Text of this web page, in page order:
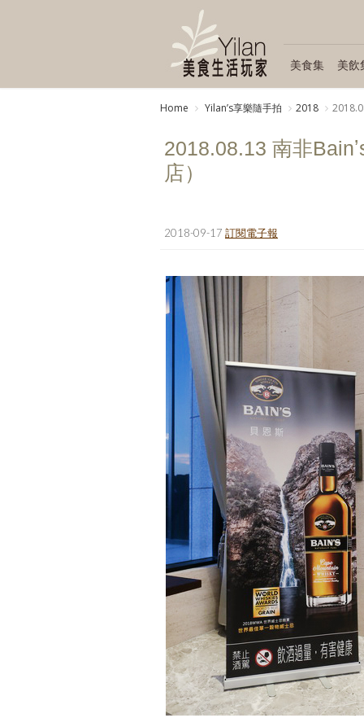
美食集 美飲
Home Yilanʼs享樂隨手拍 2018
2018.08.13 南非
店）
2018-09-17 訂閱電子報